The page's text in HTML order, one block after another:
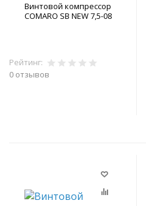
Винтовой компрессор
COMARO SB NEW 7,5-08
Рейтинг:
0 отзывов